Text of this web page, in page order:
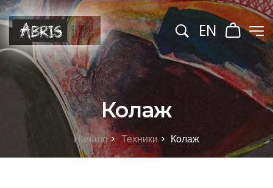
EN
Колаж
Начало> Техники > Колаж